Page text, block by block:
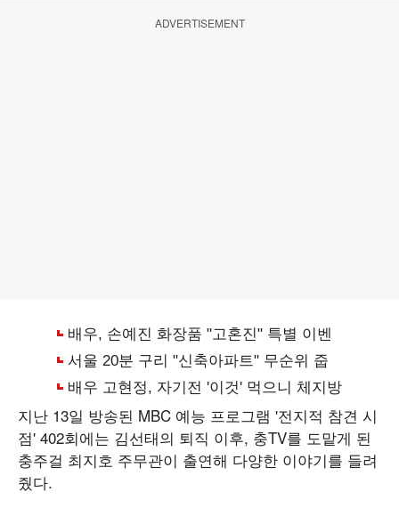
ADVERTISEMENT
지난 13일 방송된 MBC 예능 프로그램 '전지적 참견 시
점' 402회에는 김선태의 퇴직 이후, 충TV를 도맡게 된
충주걸 최지호 주무관이 출연해 다양한 이야기를 들려
줬다.